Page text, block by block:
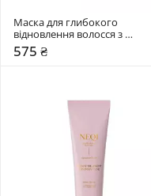
Маска для глибокого
відновлення волосся з
малеїновою кислотою NEQI
Treatment Treasure Build
575 ₴